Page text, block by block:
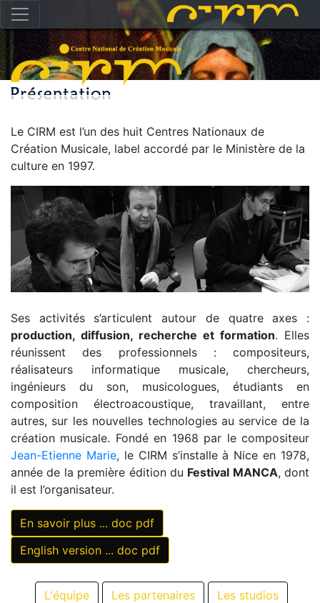
Le CIRM est l’un des huit Centres Nationaux de
Création Musicale, label accordé par le Ministère de la
culture en 1997.
Ses activités s’articulent autour de quatre axes :
production, diffusion, recherche et formation. Elles
réunissent des professionnels : compositeurs,
réalisateurs informatique musicale, chercheurs,
ingénieurs du son, musicologues, étudiants en
composition électroacoustique, travaillant, entre
autres, sur les nouvelles technologies au service de la
création musicale. Fondé en 1968 par le compositeur
Jean-Etienne Marie, le CIRM s’installe à Nice en 1978,
année de la première édition du Festival MANCA, dont
il est l’organisateur.
En savoir plus ... doc pdf
English version ... doc pdf
L'équipe Les partenaires Les studios